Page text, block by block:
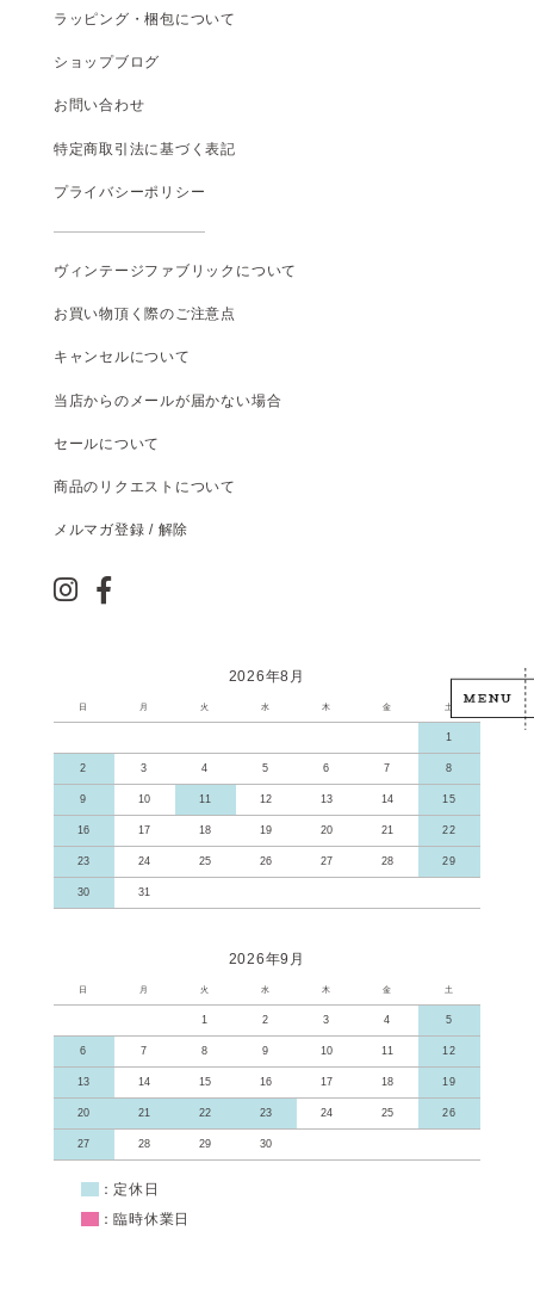
ラッピング・梱包について
ショップブログ
お問い合わせ
特定商取引法に基づく表記
プライバシーポリシー
ヴィンテージファブリックについて
お買い物頂く際のご注意点
キャンセルについて
当店からのメールが届かない場合
セールについて
商品のリクエストについて
メルマガ登録 / 解除
2026年8月
日 月 火 水 木 金 土
1
2 3 4 5 6 7 8
9 10 11 12 13 14 15
16 17 18 19 20 21 22
23 24 25 26 27 28 29
30 31
2026年9月
日 月 火 水 木 金 土
1 2 3 4 5
6 7 8 9 10 11 12
13 14 15 16 17 18 19
20 21 22 23 24 25 26
27 28 29 30
：定休日
：臨時休業日